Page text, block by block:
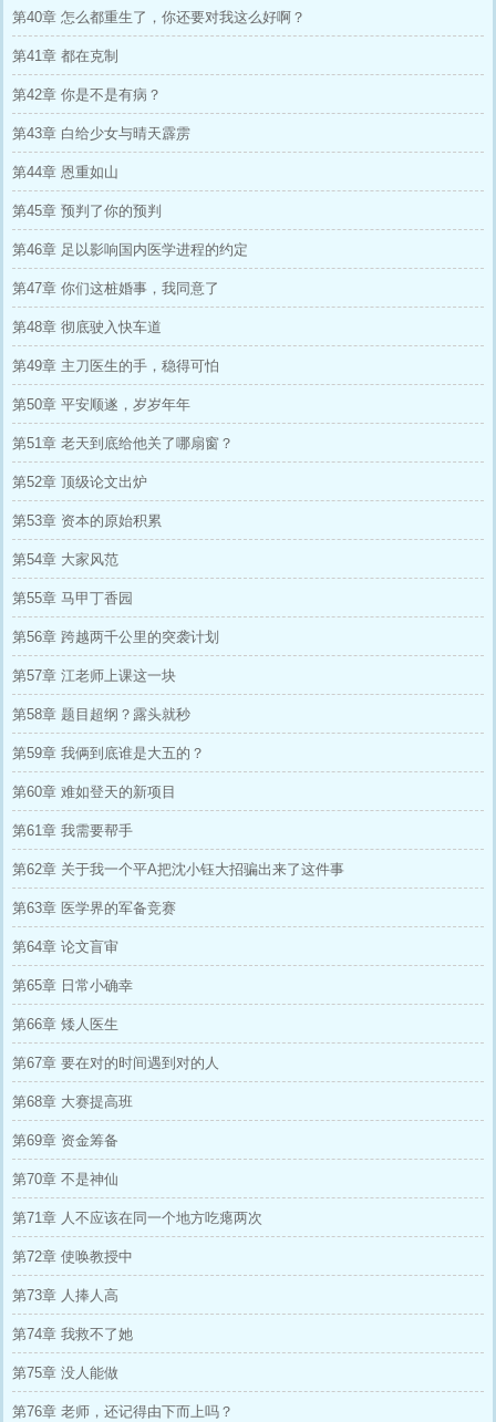
第40章 怎么都重生了，你还要对我这么好啊？
第41章 都在克制
第42章 你是不是有病？
第43章 白给少女与晴天霹雳
第44章 恩重如山
第45章 预判了你的预判
第46章 足以影响国内医学进程的约定
第47章 你们这桩婚事，我同意了
第48章 彻底驶入快车道
第49章 主刀医生的手，稳得可怕
第50章 平安顺遂，岁岁年年
第51章 老天到底给他关了哪扇窗？
第52章 顶级论文出炉
第53章 资本的原始积累
第54章 大家风范
第55章 马甲丁香园
第56章 跨越两千公里的突袭计划
第57章 江老师上课这一块
第58章 题目超纲？露头就秒
第59章 我俩到底谁是大五的？
第60章 难如登天的新项目
第61章 我需要帮手
第62章 关于我一个平A把沈小钰大招骗出来了这件事
第63章 医学界的军备竞赛
第64章 论文盲审
第65章 日常小确幸
第66章 矮人医生
第67章 要在对的时间遇到对的人
第68章 大赛提高班
第69章 资金筹备
第70章 不是神仙
第71章 人不应该在同一个地方吃瘪两次
第72章 使唤教授中
第73章 人捧人高
第74章 我救不了她
第75章 没人能做
第76章 老师，还记得由下而上吗？